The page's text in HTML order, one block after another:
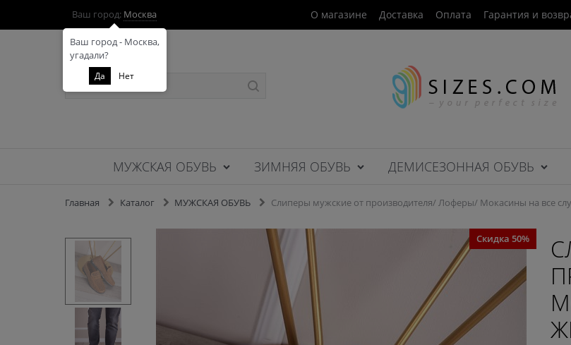
Ваш город: Москва О магазине Доставка Оплата Гарантия и
МУЖСКАЯ ОБУВЬ ЗИМНЯЯ ОБУВЬ ДЕМИСЕЗОННАЯ ОБУВЬ
Главная Каталог МУЖСКАЯ ОБУВЬ Слиперы мужские от производителя/ Лоферы/ Мокасины на все
Скидка 50%
Ваш город - Москва,
угадали?
Да Нет